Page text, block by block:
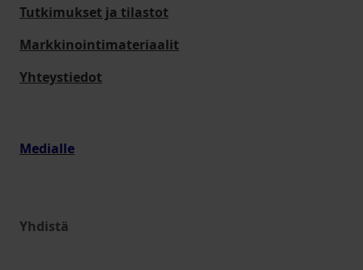
Tutkimukset ja tilastot
Markkinointimateriaalit
Yhteystiedot
Medialle
Yhdistä